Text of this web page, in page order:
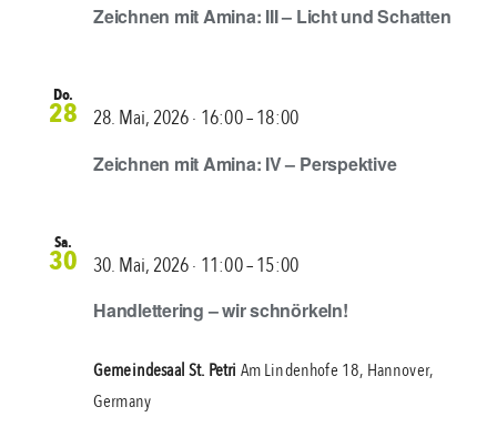
Zeichnen mit Amina: III – Licht und Schatten
Do.
28
Zeichnen mit Amina: IV – Perspektive
28. Mai, 2026 ∙ 16:00–18:00
Sa.
30
Handlettering – wir schnörkeln!
30. Mai, 2026 ∙ 11:00–15:00
Gemeindesaal St. Petri Am Lindenhofe 18, Hannover,
Germany